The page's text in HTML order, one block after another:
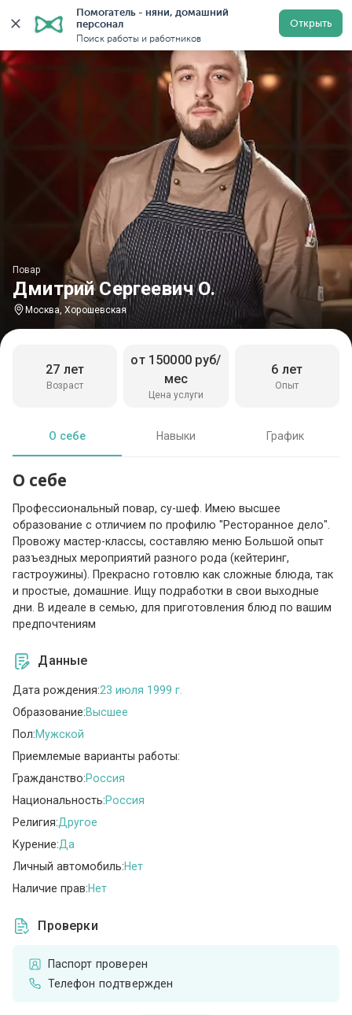
Помогатель - няни, домашний
персонал
Поиск работы и работников
Открыть
Главная Повара Повара в Москве Повара у
Дмитрий Сергеевич О.
Повар
Москва, Хорошевская
Возраст
27 лет
Цена услуги
от 150000 руб/
мес
Опыт
6 лет
О себе Навыки График
О себе
Профессиональный повар, су-шеф. Имею высшее
образование с отличием по профилю "Ресторанное дело".
Провожу мастер-классы, составляю меню Большой опыт
разъездных мероприятий разного рода (кейтеринг,
гастроужины). Прекрасно готовлю как сложные блюда, так
и простые, домашние. Ищу подработки в свои выходные
дни. В идеале в семью, для приготовления блюд по вашим
предпочтениям
Данные
Дата рождения:23 июля 1999 г.
Образование:Высшее
Пол:Мужской
Приемлемые варианты работы:
Гражданство:Россия
Национальность:Россия
Религия:Другое
Курение:Да
Личный автомобиль:Нет
Наличие прав:Нет
Проверки
Паспорт проверен
Телефон подтвержден